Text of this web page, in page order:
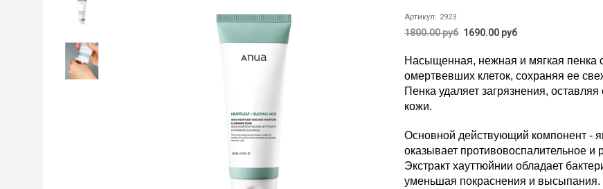
Артикул: 2923
1800.00 руб 1690.00 руб
Насыщенная, нежная и мягкая пенка
омертвевших клеток, сохраняя ее
Пенка удаляет загрязнения,
кожи.
Основной действующий компонент -
оказывает противовоспалительное
Экстракт хауттюйнии обладает
уменьшая покраснения и высыпания.